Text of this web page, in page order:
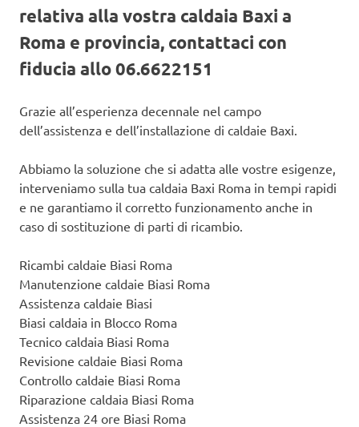
relativa alla vostra caldaia Baxi a
Roma e provincia, contattaci con
fiducia allo 06.6622151
Grazie all’esperienza decennale nel campo
dell’assistenza e dell’installazione di caldaie Baxi.
Abbiamo la soluzione che si adatta alle vostre esigenze,
interveniamo sulla tua caldaia Baxi Roma in tempi rapidi
e ne garantiamo il corretto funzionamento anche in
caso di sostituzione di parti di ricambio.
Ricambi caldaie Biasi Roma
Manutenzione caldaie Biasi Roma
Assistenza caldaie Biasi
Biasi caldaia in Blocco Roma
Tecnico caldaia Biasi Roma
Revisione caldaie Biasi Roma
Controllo caldaie Biasi Roma
Riparazione caldaia Biasi Roma
Assistenza 24 ore Biasi Roma